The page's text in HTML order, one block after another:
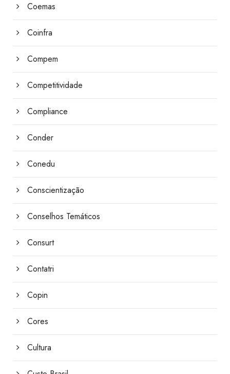
Coemas
Coinfra
Compem
Competitividade
Compliance
Conder
Conedu
Conscientização
Conselhos Temáticos
Consurt
Contatri
Copin
Cores
Cultura